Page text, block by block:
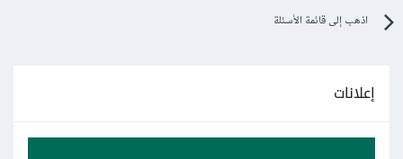
اذهب إلى قائمة الأسئلة
إعلانات